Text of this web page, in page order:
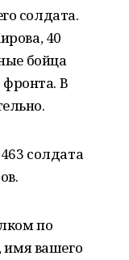
солдата.
40
бойца
фронта. В
солдата
по
имя вашего